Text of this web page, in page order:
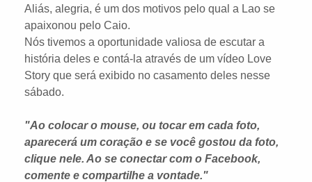
Aliás, alegria, é um dos motivos pelo qual a Lao se
apaixonou pelo Caio.
Nós tivemos a oportunidade valiosa de escutar a
história deles e contá-la através de um vídeo Love
Story que será exibido no casamento deles nesse
sábado.
"Ao colocar o mouse, ou tocar em cada foto,
aparecerá um coração e se você gostou da foto,
clique nele. Ao se conectar com o Facebook,
comente e compartilhe a vontade."